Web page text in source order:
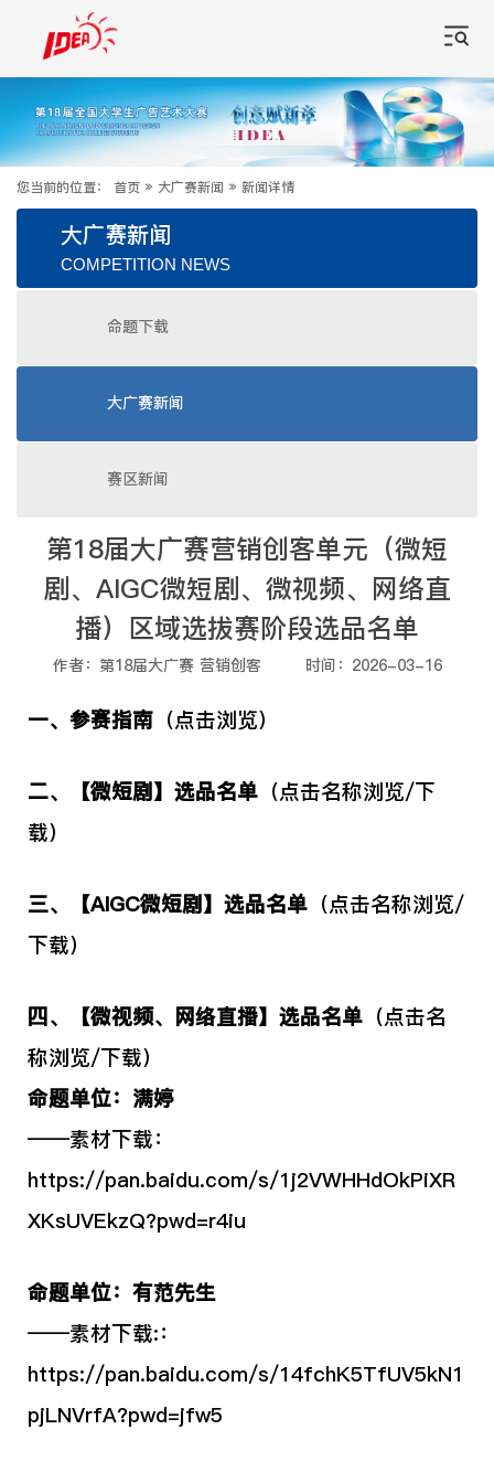
您当前的位置： 首页 » 大广赛新闻 » 新闻详情
大广赛新闻
COMPETITION NEWS
命题下载
大广赛新闻
赛区新闻
第18届大广赛营销创客单元（微短
剧、AIGC微短剧、微视频、网络直
播）区域选拔赛阶段选品名单
作者：第18届大广赛 营销创客 时间：2026-03-16
一、 参赛指南 （点击浏览）
二、 【微短剧】选品名单 （点击名称浏览/下
载）
三、 【AIGC微短剧】选品名单 （点击名称浏览/
下载）
四、 【微视频、网络直播】选品名单 （点击名
称浏览/下载）
命题单位：满婷
——素材下载：
https://pan.baidu.com/s/1j2VWHHdOkPiXR
XKsUVEkzQ?pwd=r4iu
命题单位：有范先生
——素材下载:：
https://pan.baidu.com/s/14fchK5TfUV5kN1
pjLNVrfA?pwd=jfw5